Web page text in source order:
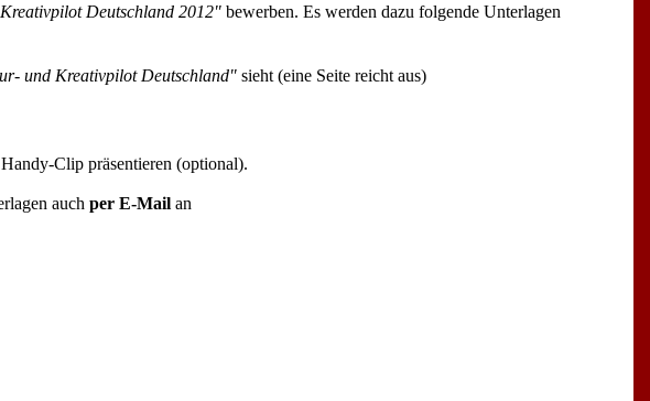
Deutschland 2012" bewerben. Es werden dazu folgende Unterlagen
und Kreativpilot Deutschland" sieht (eine Seite reicht aus)
Clip präsentieren (optional).
auch per E-Mail an